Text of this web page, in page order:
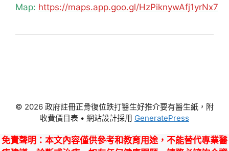
Map: https://maps.app.goo.gl/HzPiknywAfj1yrNx7
© 2026 政府註冊正骨復位跌打醫生好推介要有醫生紙，附
收費價目表 • 網站設計採用 GeneratePress
免責聲明 ：本文內容僅供參考和教育用途，不能替代專業醫